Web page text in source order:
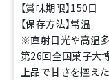
【賞味期限】150日
【保存方法】常温
※直射日光や高温
第26回全国菓子大博
上品で甘さを控え